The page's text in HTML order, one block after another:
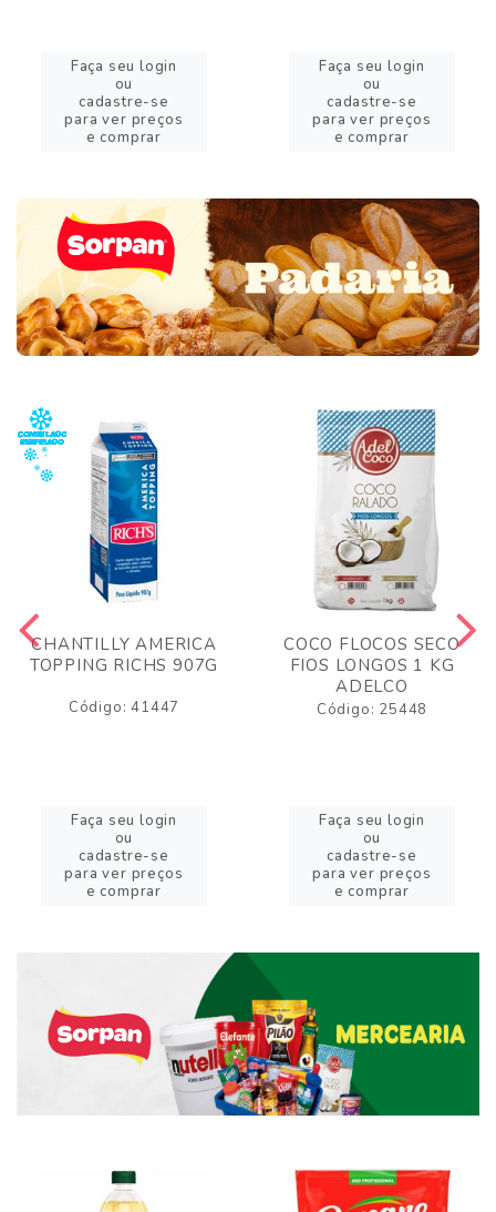
Faça seu login
ou
cadastre-se
para ver preços
e comprar
Faça seu login
ou
cadastre-se
para ver preços
e comprar
CHANTILLY AMERICA
TOPPING RICHS 907G
Código: 41447
Faça seu login
ou
cadastre-se
para ver preços
e comprar
COCO FLOCOS SECO
FIOS LONGOS 1 KG
ADELCO
Código: 25448
Faça seu login
ou
cadastre-se
para ver preços
e comprar